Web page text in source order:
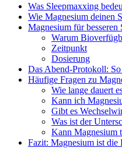
Was Sleepmaxxing
Wie Magnesium deinen
Magnesium für
Warum
Zeitpunkt
Dosierung
Das Abend-Protokoll:
Häufige Fragen zu
Wie lange dauert
Kann ich
Gibt es
Was ist der
Kann Magnesium
Fazit: Magnesium ist die